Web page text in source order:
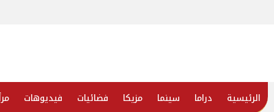
الرئيسية دراما سينما مزيكا فضائيات فيديوهات